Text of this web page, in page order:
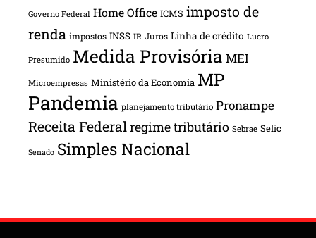
Governo Federal Home Office ICMS imposto de
renda impostos INSS IR Juros Linha de crédito Lucro
Presumido Medida Provisória MEI
Microempresas Ministério da Economia MP
Pandemia planejamento tributário Pronampe
Receita Federalregime tributário Sebrae Selic
Senado Simples Nacional